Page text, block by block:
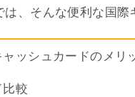
は、そんな便利な国際
ャッシュカードのメリ
比較